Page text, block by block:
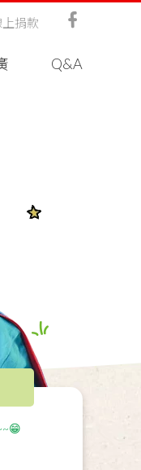
Q&A
上捐款